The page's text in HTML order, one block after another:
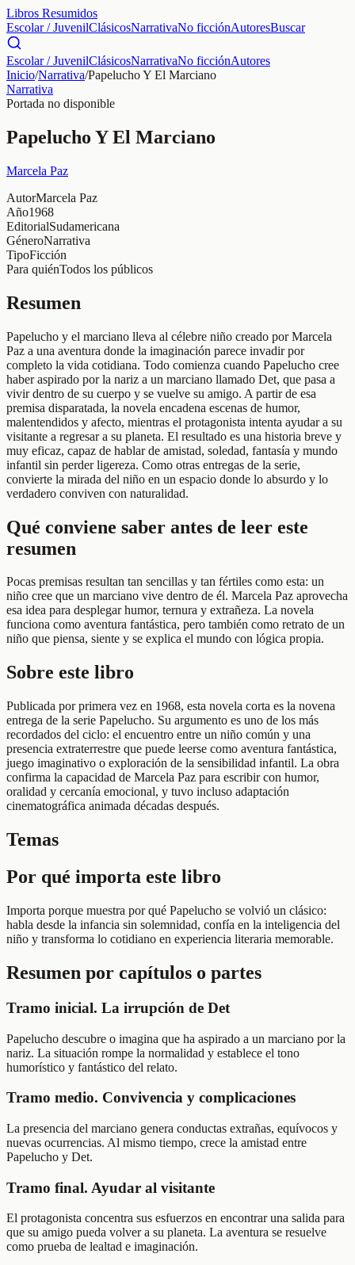
Libros Resumidos
Escolar / JuvenilClásicosNarrativaNo ficciónAutoresBuscar
Escolar / JuvenilClásicosNarrativaNo ficciónAutores
Inicio/Narrativa/Papelucho Y El Marciano
Narrativa
Portada no disponible
Papelucho Y El Marciano
Marcela Paz
AutorMarcela Paz
Año1968
EditorialSudamericana
GéneroNarrativa
TipoFicción
Para quiénTodos los públicos
Resumen
Papelucho y el marciano lleva al célebre niño creado por Marcela
Paz a una aventura donde la imaginación parece invadir por
completo la vida cotidiana. Todo comienza cuando Papelucho cree
haber aspirado por la nariz a un marciano llamado Det, que pasa a
vivir dentro de su cuerpo y se vuelve su amigo. A partir de esa
premisa disparatada, la novela encadena escenas de humor,
malentendidos y afecto, mientras el protagonista intenta ayudar a su
visitante a regresar a su planeta. El resultado es una historia breve y
muy eficaz, capaz de hablar de amistad, soledad, fantasía y mundo
infantil sin perder ligereza. Como otras entregas de la serie,
convierte la mirada del niño en un espacio donde lo absurdo y lo
verdadero conviven con naturalidad.
Qué conviene saber antes de leer este
resumen
Pocas premisas resultan tan sencillas y tan fértiles como esta: un
niño cree que un marciano vive dentro de él. Marcela Paz aprovecha
esa idea para desplegar humor, ternura y extrañeza. La novela
funciona como aventura fantástica, pero también como retrato de un
niño que piensa, siente y se explica el mundo con lógica propia.
Sobre este libro
Publicada por primera vez en 1968, esta novela corta es la novena
entrega de la serie Papelucho. Su argumento es uno de los más
recordados del ciclo: el encuentro entre un niño común y una
presencia extraterrestre que puede leerse como aventura fantástica,
juego imaginativo o exploración de la sensibilidad infantil. La obra
confirma la capacidad de Marcela Paz para escribir con humor,
oralidad y cercanía emocional, y tuvo incluso adaptación
cinematográfica animada décadas después.
Temas
Por qué importa este libro
Importa porque muestra por qué Papelucho se volvió un clásico:
habla desde la infancia sin solemnidad, confía en la inteligencia del
niño y transforma lo cotidiano en experiencia literaria memorable.
Resumen por capítulos o partes
Tramo inicial. La irrupción de Det
Papelucho descubre o imagina que ha aspirado a un marciano por la
nariz. La situación rompe la normalidad y establece el tono
humorístico y fantástico del relato.
Tramo medio. Convivencia y complicaciones
La presencia del marciano genera conductas extrañas, equívocos y
nuevas ocurrencias. Al mismo tiempo, crece la amistad entre
Papelucho y Det.
Tramo final. Ayudar al visitante
El protagonista concentra sus esfuerzos en encontrar una salida para
que su amigo pueda volver a su planeta. La aventura se resuelve
como prueba de lealtad e imaginación.